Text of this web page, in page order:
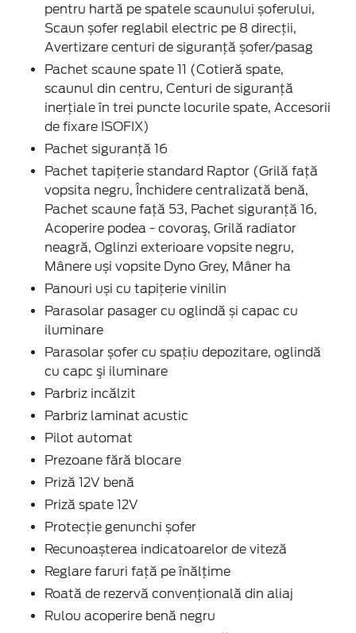
pentru hartă pe spatele scaunului șoferului,
Scaun șofer reglabil electric pe 8 direcţii,
Avertizare centuri de siguranță șofer/pasag
Pachet scaune spate 11 (Cotieră spate,
scaunul din centru, Centuri de siguranță
inerțiale în trei puncte locurile spate, Accesorii
de fixare ISOFIX)
Pachet siguranță 16
Pachet tapițerie standard Raptor (Grilă față
vopsita negru, Închidere centralizată benă,
Pachet scaune față 53, Pachet siguranță 16,
Acoperire podea - covoraş, Grilă radiator
neagră, Oglinzi exterioare vopsite negru,
Mânere uși vopsite Dyno Grey, Mâner ha
Panouri uși cu tapițerie vinilin
Parasolar pasager cu oglindă și capac cu
iluminare
Parasolar șofer cu spațiu depozitare, oglindă
cu capc şi iluminare
Parbriz incălzit
Parbriz laminat acustic
Pilot automat
Prezoane fără blocare
Priză 12V benă
Priză spate 12V
Protecție genunchi șofer
Recunoașterea indicatoarelor de viteză
Reglare faruri față pe înălțime
Roată de rezervă convențională din aliaj
Rulou acoperire benă negru